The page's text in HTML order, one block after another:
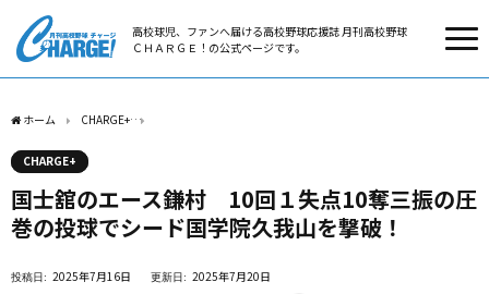
高校球児、ファンへ届ける高校野球応援誌 月刊高校野球
ＣＨＡＲＧＥ！の公式ページです。
ホーム CHARGE+
CHARGE+
国士舘のエース鎌村 10回１失点10奪三振の圧
巻の投球でシード国学院久我山を撃破！
2025年7月16日 2025年7月20日